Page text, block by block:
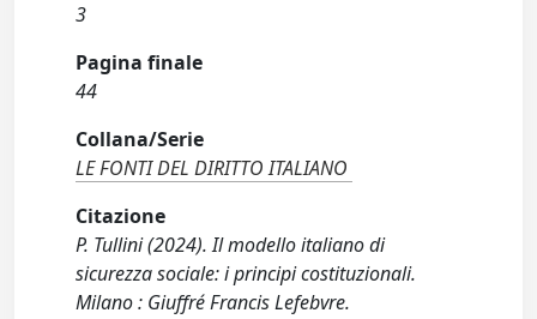
3
Pagina finale
44
Collana/Serie
LE FONTI DEL DIRITTO ITALIANO
Citazione
P. Tullini (2024). Il modello italiano di
sicurezza sociale: i principi costituzionali.
Milano : Giuffré Francis Lefebvre.